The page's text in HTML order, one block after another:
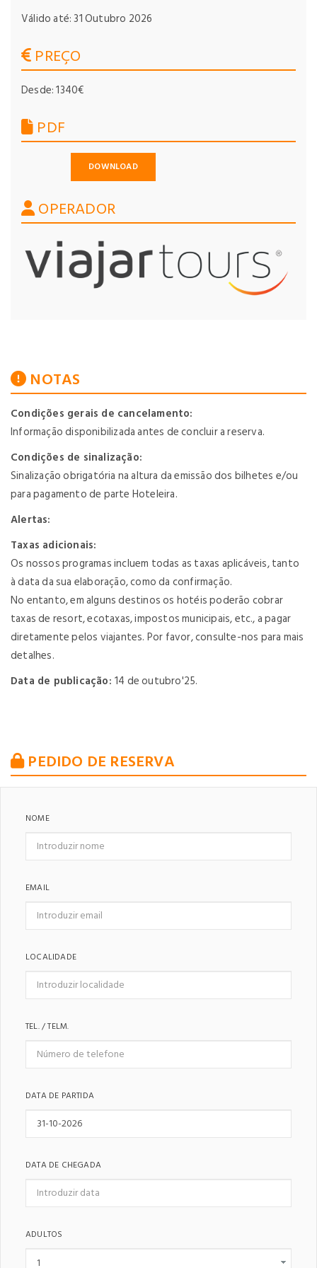
Válido até: 31 Outubro 2026
PREÇO
Desde: 1340€
PDF
DOWNLOAD
OPERADOR
NOTAS
Condições gerais de cancelamento:
Informação disponibilizada antes de concluir a reserva.
Condições de sinalização:
Sinalização obrigatória na altura da emissão dos bilhetes e/ou
para pagamento de parte Hoteleira.
Alertas:
Taxas adicionais:
Os nossos programas incluem todas as taxas aplicáveis, tanto
à data da sua elaboração, como da confirmação.
No entanto, em alguns destinos os hotéis poderão cobrar
taxas de resort, ecotaxas, impostos municipais, etc., a pagar
diretamente pelos viajantes. Por favor, consulte-nos para mais
detalhes.
Data de publicação: 14 de outubro'25.
PEDIDO DE RESERVA
NOME
EMAIL
LOCALIDADE
TEL. / TELM.
DATA DE PARTIDA
DATA DE CHEGADA
ADULTOS